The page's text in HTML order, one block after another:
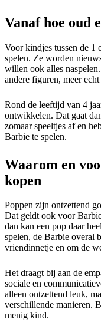
Vanaf hoe oud
Voor kindjes tussen de 1
spelen. Ze worden
willen ook alles
andere figuren, meer echt
Rond de leeftijd van 4
ontwikkelen. Dat gaat
zomaar speeltjes af en
Barbie te spelen.
Waarom en
kopen
Poppen zijn ontzettend
Dat geldt ook voor
dan kan een pop daar
spelen, de Barbie overal
vriendinnetje en om de
Het draagt bij aan de
sociale en
alleen ontzettend leuk,
verschillende manieren.
menig kind.